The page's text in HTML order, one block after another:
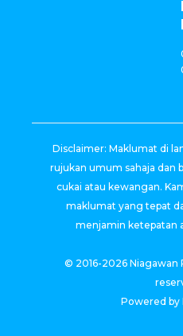
Disclaimer: Maklumat di
rujukan umum sahaja dan
cukai atau kewangan.
maklumat yang tepat
menjamin ketepatan
© 2016-2026 Niagawan
Powered by